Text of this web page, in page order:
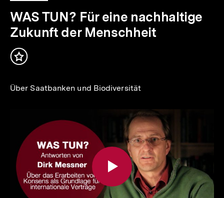
12
Min.
WAS TUN? Für eine nachhaltige
Zukunft der Menschheit
Inhalt
Über Saatbanken und Biodiversität